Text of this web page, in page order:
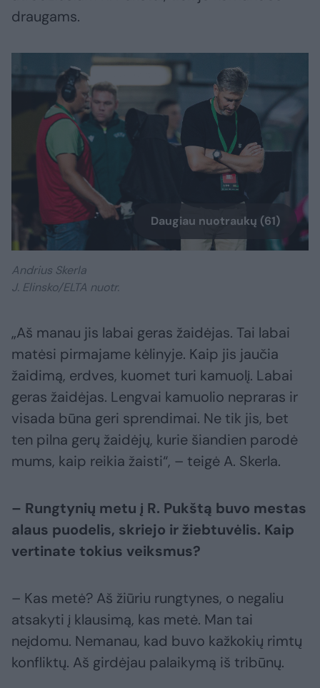
draugams.
Daugiau nuotraukų (61)
Andrius Skerla
J. Elinsko/ELTA nuotr.
„Aš manau jis labai geras žaidėjas. Tai labai
matėsi pirmajame kėlinyje. Kaip jis jaučia
žaidimą, erdves, kuomet turi kamuolį. Labai
geras žaidėjas. Lengvai kamuolio nepraras ir
visada būna geri sprendimai. Ne tik jis, bet
ten pilna gerų žaidėjų, kurie šiandien parodė
mums, kaip reikia žaisti“, – teigė A. Skerla.
– Rungtynių metu į R. Pukštą buvo mestas
alaus puodelis, skriejo ir žiebtuvėlis. Kaip
vertinate tokius veiksmus?
– Kas metė? Aš žiūriu rungtynes, o negaliu
atsakyti į klausimą, kas metė. Man tai
neįdomu. Nemanau, kad buvo kažkokių rimtų
konfliktų. Aš girdėjau palaikymą iš tribūnų.